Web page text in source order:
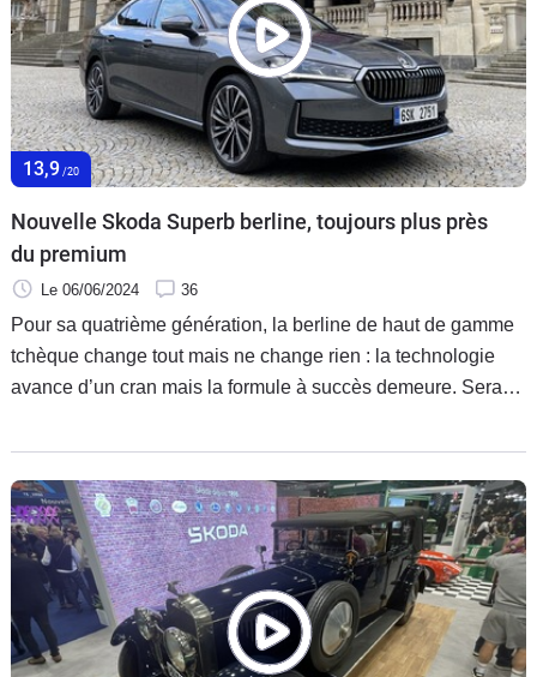
Utilitaires
Flottes
Auto
Services
Forum
Moto
Marques
13,9 /20
Nouvelle Skoda Superb berline, toujours plus près
du premium
Le 06/06/2024 36
Pour sa quatrième génération, la berline de haut de gamme
tchèque change tout mais ne change rien : la technologie
avance d’un cran mais la formule à succès demeure. Sera-
plus plébiscités par la clientèle ? Réponse avec l’essai de la
2.0 TDI 4x4 Laurin&Klement.